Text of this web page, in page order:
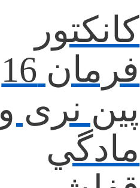
کانکتور
فرمان 16
پین نری و
مادگي